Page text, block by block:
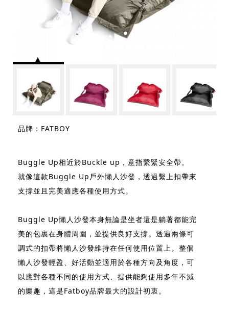
品牌：FATBOY
Buggle Up相近於Buckle up，意指繫緊安全帶。
就像這款Buggle Up戶外懶人沙發，透過繫上扣帶來
支撐並且完美適應各種使用方式。
Buggle Up懶人沙發本身無論是坐者還是躺著都能完
美的包裹在身體周圍，並提供良好支撐。透過兩條可
調式的扣帶將懶人沙發維持在任何使用位置上。整個
懶人沙發輕盈、好活動並適用於各種方向及角度，可
以應對各種不同的使用方式、提供能夠使用多年不減
的樂趣，這是Fatboy品牌最大的設計初衷。